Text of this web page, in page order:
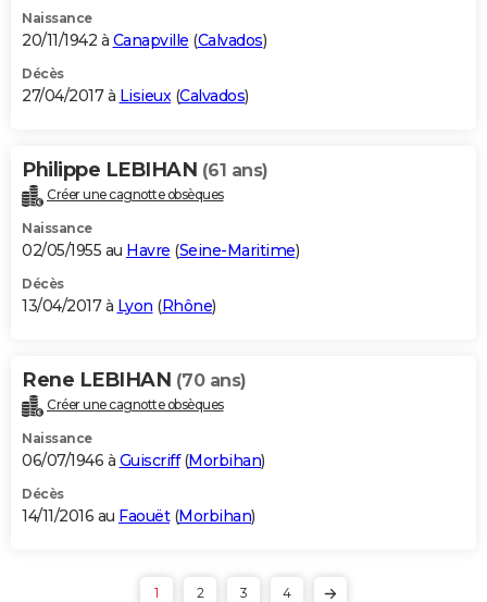
Naissance
20/11/1942 à Canapville (Calvados)
Décès
27/04/2017 à Lisieux(Calvados)
Philippe LEBIHAN (61 ans)
Créer une cagnotte obsèques
Naissance
02/05/1955 au Havre (Seine-Maritime)
Décès
13/04/2017 à Lyon (Rhône)
Rene LEBIHAN (70 ans)
Créer une cagnotte obsèques
Naissance
06/07/1946 à Guiscriff(Morbihan)
Décès
14/11/2016 au Faouët(Morbihan)
1 2 3 4